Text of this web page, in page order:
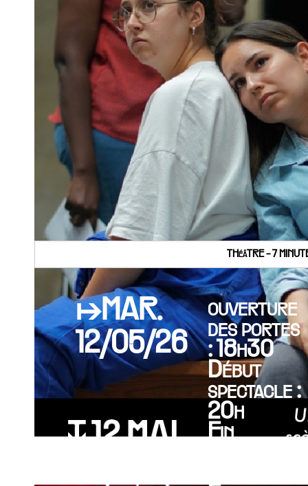
THéâTRE - 7
↦MAR.
12/05/26
ouverture
des portes
: 18h30
Début
spectacle :
20h
Fin